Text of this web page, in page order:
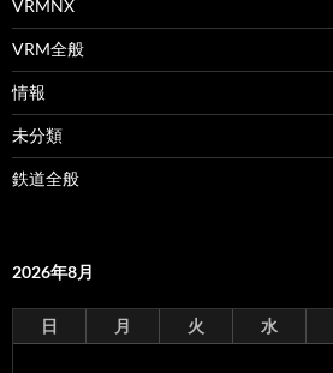
VRMNX
VRM全般
情報
未分類
鉄道全般
2026年8月
日 月 火 水